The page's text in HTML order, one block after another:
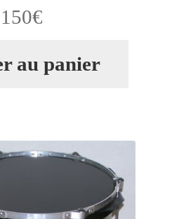
150€
au panier